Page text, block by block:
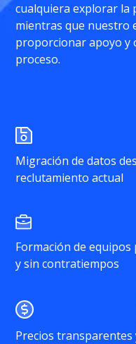
cualquiera explorar la
mientras que nuestro
proporcionar apoyo y
proceso.
Migración de datos
reclutamiento actual
Formación de
y sin contratiempos
Precios